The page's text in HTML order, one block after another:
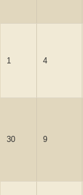
1 4
30 9